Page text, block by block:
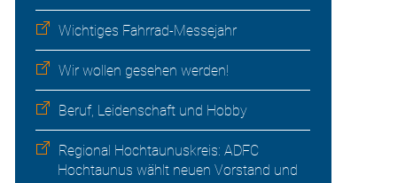
Wichtiges Fahrrad-Messejahr
Wir wollen gesehen werden!
Beruf, Leidenschaft und Hobby
Regional Hochtaunuskreis: ADFC
Hochtaunus wählt neuen Vorstand und